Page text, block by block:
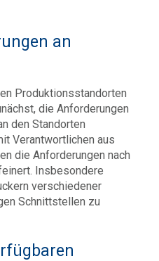
an
Produktionsstandorten
die Anforderungen
den Standorten
Verantwortlichen aus
die Anforderungen nach
Insbesondere
verschiedener
Schnittstellen zu